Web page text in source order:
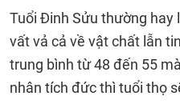
Tuổi Đinh Sửu thường hay
vất vả cả về vật chất lẫn
trung bình từ 48 đến 55
nhân tích đức thì tuổi thọ